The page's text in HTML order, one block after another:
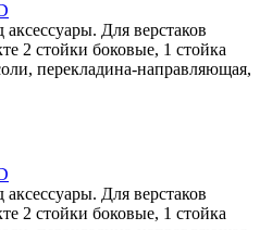
Для верстаков
2 стойки боковые, 1 стойка
перекладина-направляющая,
Для верстаков
2 стойки боковые, 1 стойка